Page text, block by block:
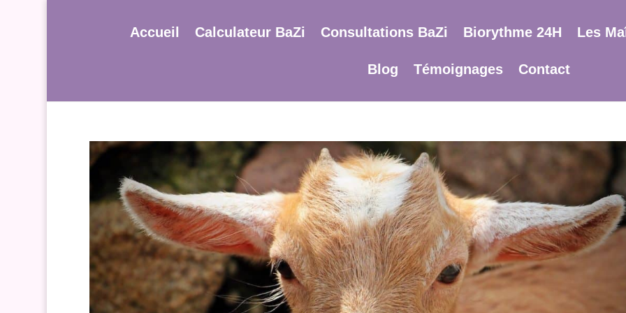
Accueil Calculateur BaZi Consultations BaZi Biorythme 24H Les
Blog Témoignages Contact